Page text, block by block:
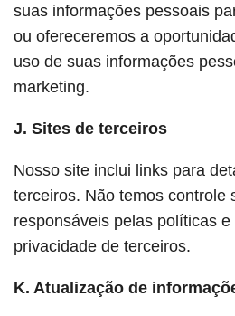
suas informações pessoais
ou ofereceremos a
uso de suas informações
marketing.
J. Sites de terceiros
Nosso site inclui links para
terceiros. Não temos controle
responsáveis pelas políticas
privacidade de terceiros.
K. Atualização de